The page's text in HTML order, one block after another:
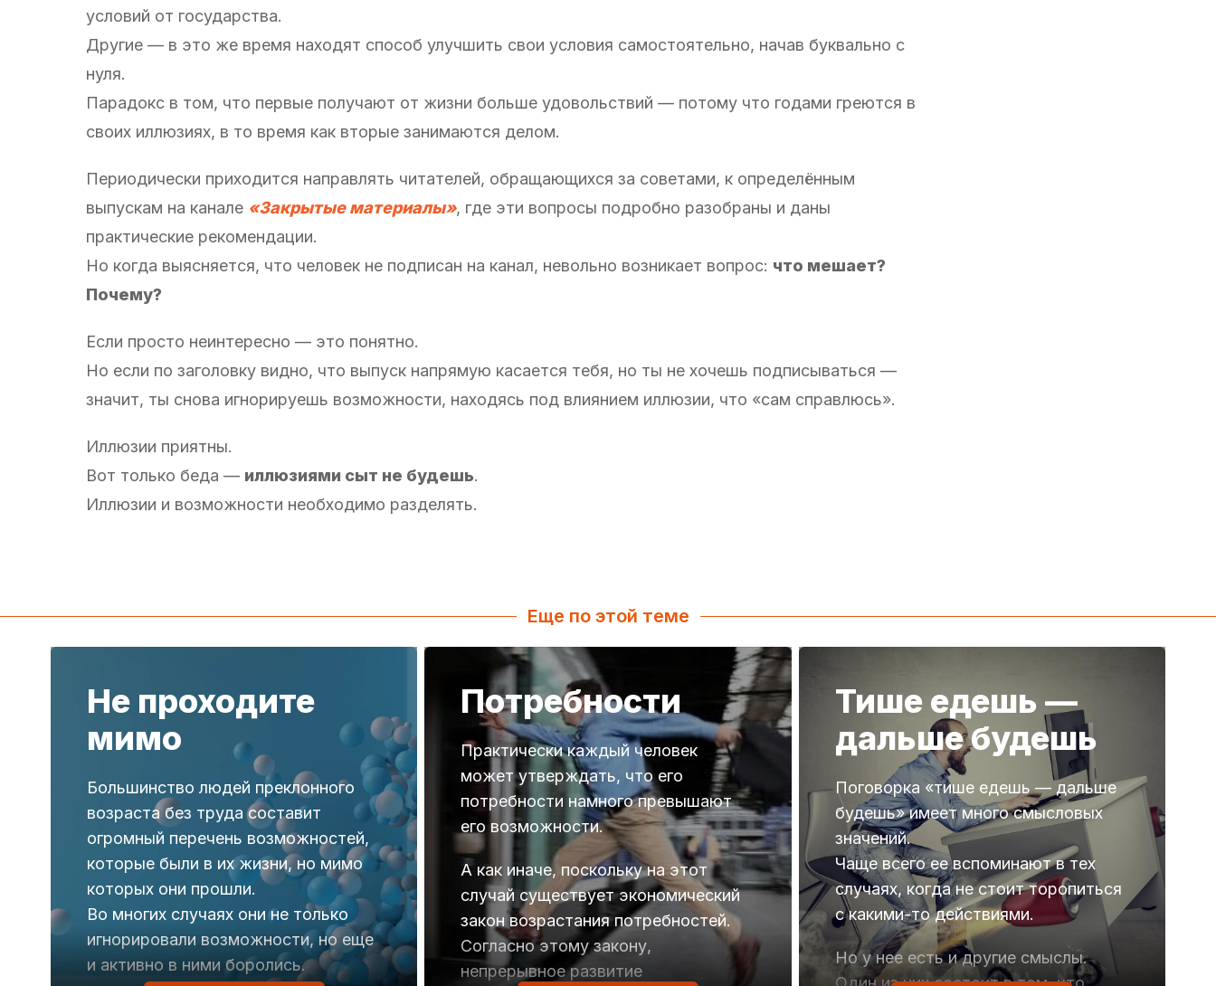
условий от государства.
Другие — в это же время находят способ улучшить свои условия самостоятельно, начав буквально с
нуля.
Парадокс в том, что первые получают от жизни больше удовольствий — потому что годами греются в
своих иллюзиях, в то время как вторые занимаются делом.
Периодически приходится направлять читателей, обращающихся за советами, к определённым
выпускам на канале «Закрытые материалы», где эти вопросы подробно разобраны и даны
практические рекомендации.
Но когда выясняется, что человек не подписан на канал, невольно возникает вопрос: что мешает?
Почему?
Если просто неинтересно — это понятно.
Но если по заголовку видно, что выпуск напрямую касается тебя, но ты не хочешь подписываться —
значит, ты снова игнорируешь возможности, находясь под влиянием иллюзии, что «сам справлюсь».
Иллюзии приятны.
Вот только беда — иллюзиями сыт не будешь.
Иллюзии и возможности необходимо разделять.
Еще по этой теме
Не проходите
мимо
Большинство людей преклонного
возраста без труда составит
огромный перечень возможностей,
которые были в их жизни, но мимо
которых они прошли.
Во многих случаях они не только
игнорировали возможности, но еще
и активно в ними боролись.
Потребности
Практически каждый человек
может утверждать, что его
потребности намного превышают
его возможности.
А как иначе, поскольку на этот
случай существует экономический
закон возрастания потребностей.
Согласно этому закону,
непрерывное развитие
Тише едешь —
дальше будешь
Поговорка «тише едешь — дальше
будешь» имеет много смысловых
значений.
Чаще всего ее вспоминают в тех
случаях, когда не стоит торопиться
с какими-то действиями.
Но у нее есть и другие смыслы.